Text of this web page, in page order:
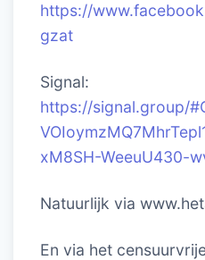
https://
gzat
Signal:
https://signal.group/
xM8SH-WeeuU430-
Natuurlijk via
En via het